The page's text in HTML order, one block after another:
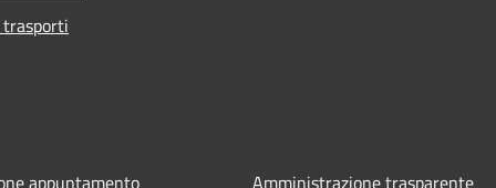
appuntamento Amministrazione trasparente